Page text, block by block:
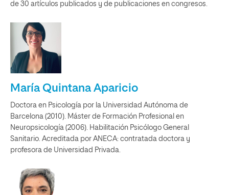
de 30 artículos publicados y de publicaciones en congresos.
María Quintana Aparicio
Doctora en Psicología por la Universidad Autónoma de
Barcelona (2010). Máster de Formación Profesional en
Neuropsicología (2006). Habilitación Psicólogo General
Sanitario. Acreditada por ANECA: contratada doctora y
profesora de Universidad Privada.